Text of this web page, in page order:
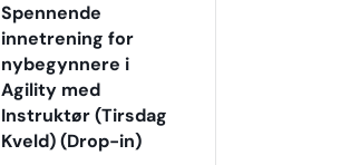
Spennende
innetrening for
nybegynnere i
Agility med
Instruktør (Tirsdag
Kveld) (Drop-in)